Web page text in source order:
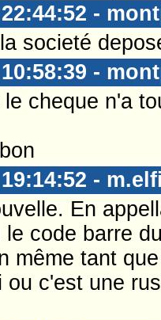
22:44:52 -
societé
10:58:39 -
cheque n'a
19:14:52 -
En
le code barre
même tant
ou c'est une